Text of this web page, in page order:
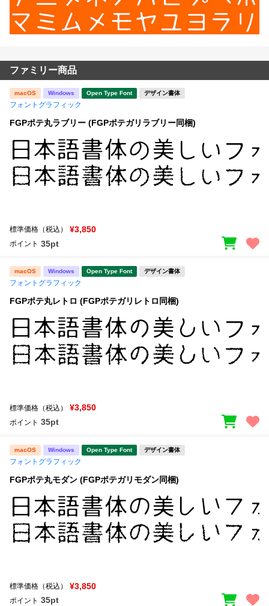
ファミリー商品
macOS Windows Open Type Font デザイン書体
フォントグラフィック
FGPポテ丸ラブリー (FGPポテガリラブリー同梱)
標準価格（税込） ¥3,850
ポイント 35pt
macOS Windows Open Type Font デザイン書体
フォントグラフィック
FGPポテ丸レトロ (FGPポテガリレトロ同梱)
標準価格（税込） ¥3,850
ポイント 35pt
macOS Windows Open Type Font デザイン書体
フォントグラフィック
FGPポテ丸モダン (FGPポテガリモダン同梱)
標準価格（税込） ¥3,850
ポイント 35pt